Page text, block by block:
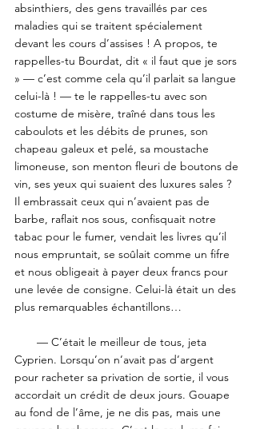
absinthiers, des gens travaillés par ces
maladies qui se traitent spécialement
devant les cours d’assises ! A propos, te
rappelles-tu Bourdat, dit « il faut que je sors
» — c’est comme cela qu’il parlait sa langue
celui-là ! — te le rappelles-tu avec son
costume de misère, traîné dans tous les
caboulots et les débits de prunes, son
chapeau galeux et pelé, sa moustache
limoneuse, son menton fleuri de boutons de
vin, ses yeux qui suaient des luxures sales ?
Il embrassait ceux qui n’avaient pas de
barbe, raflait nos sous, confisquait notre
tabac pour le fumer, vendait les livres qu’il
nous empruntait, se soûlait comme un fifre
et nous obligeait à payer deux francs pour
une levée de consigne. Celui-là était un des
plus remarquables échantillons…
Cyprien. Lorsqu’on n’avait pas d’argent
pour racheter sa privation de sortie, il vous
accordait un crédit de deux jours. Gouape
au fond de l’âme, je ne dis pas, mais une